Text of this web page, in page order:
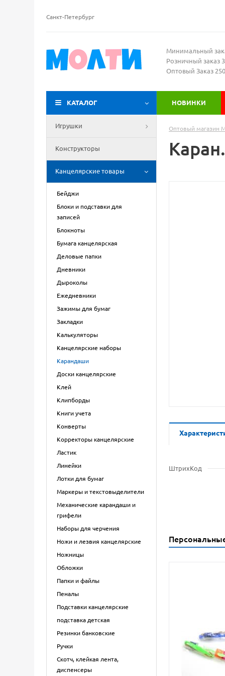
Санкт-Петербург
Минимальный
Розничный заказ
Оптовый Заказ
КАТАЛОГ НОВИНКИ
Игрушки
Конструкторы
Канцелярские товары
Бейджи
Блоки и подставки для
записей
Блокноты
Бумага канцелярская
Деловые папки
Дневники
Дыроколы
Ежедневники
Зажимы для бумаг
Закладки
Калькуляторы
Канцелярские наборы
Карандаши
Доски канцелярские
Клей
Клипборды
Книги учета
Конверты
Корректоры канцелярские
Ластик
Линейки
Лотки для бумаг
Маркеры и текстовыделители
Механические карандаши и
грифели
Наборы для черчения
Ножи и лезвия канцелярские
Ножницы
Обложки
Папки и файлы
Пеналы
Подставки канцелярские
подставка детская
Резинки банковские
Ручки
Скотч, клейкая лента,
диспенсеры
Оптовый магазин
ШтрихКод